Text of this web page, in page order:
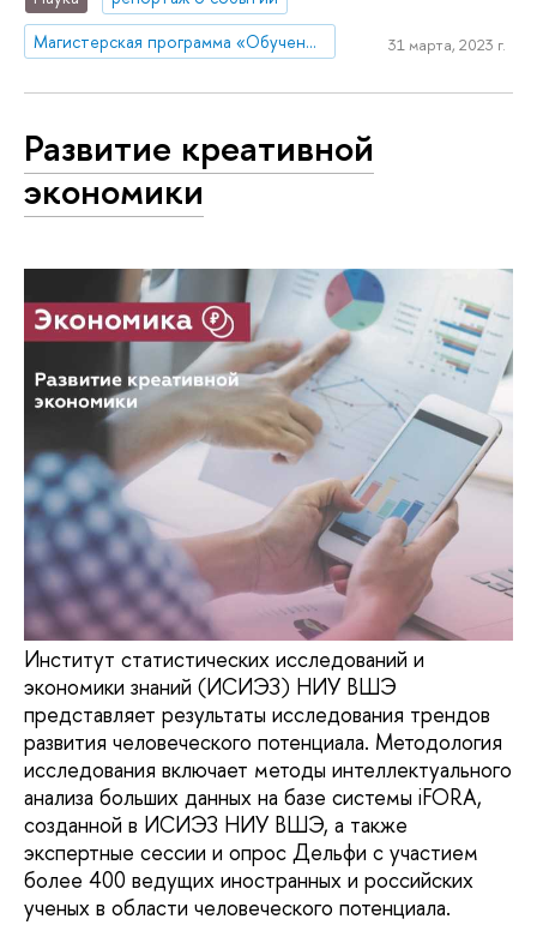
Магистерская программа «Обучение и оценивание как наука»
31 марта, 2023 г.
Развитие креативной
экономики
Институт статистических исследований и
экономики знаний (ИСИЭЗ) НИУ ВШЭ
представляет результаты исследования трендов
развития человеческого потенциала. Методология
исследования включает методы интеллектуального
анализа больших данных на базе системы iFORA,
созданной в ИСИЭЗ НИУ ВШЭ, а также
экспертные сессии и опрос Дельфи с участием
более 400 ведущих иностранных и российских
ученых в области человеческого потенциала.